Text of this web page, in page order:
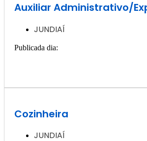
Auxiliar Administrativo/
JUNDIAÍ
Publicada dia:
Cozinheira
JUNDIAÍ